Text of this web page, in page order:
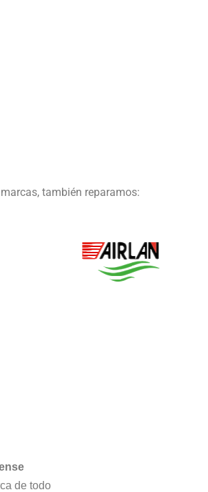
también reparamos:
de todo